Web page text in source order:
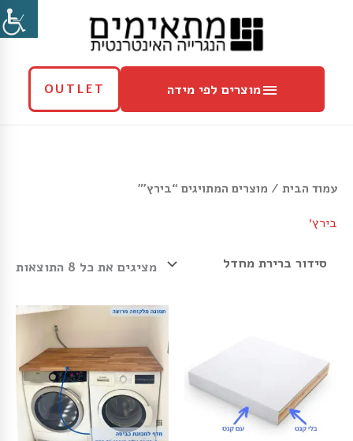
OUTLET
מוצרים
לפי
מידה
מוצרים לפי מידה
עמוד הבית / מוצרים המתויגים “בירץ׳”
בירץ׳
מציגים את כל ⁦8⁩ התוצאות